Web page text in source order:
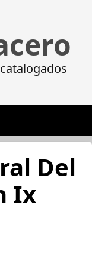
Del
Ix